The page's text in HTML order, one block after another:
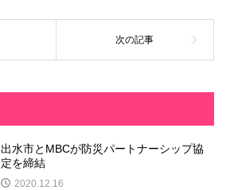
出水市とMBCが防災パートナーシップ協
定を締結
2020.12.16